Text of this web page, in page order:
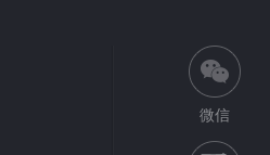
微信